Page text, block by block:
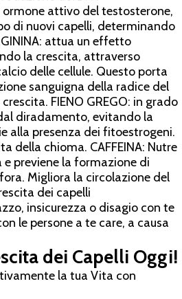
attivo del testosterone,
di nuovi capelli, determinando
attua un effetto
la crescita, attraverso
delle cellule. Questo porta
sanguigna della radice del
FIENO GREGO: in grado
diradamento, evitando la
alla presenza dei fitoestrogeni.
della chioma. CAFFEINA: Nutre
previene la formazione di
Migliora la circolazione del
dei capelli
insicurezza o disagio con te
le persone a te care, a causa
dei Capelli Oggi!
la tua Vita con